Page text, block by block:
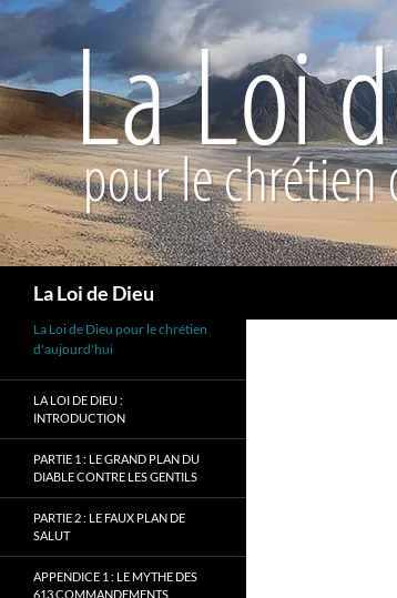
La Loi de Dieu
La Loi de Dieu pour le chrétien
d'aujourd'hui
LA LOI DE DIEU :
INTRODUCTION
PARTIE 1 : LE GRAND PLAN DU
DIABLE CONTRE LES GENTILS
PARTIE 2 : LE FAUX PLAN DE
SALUT
APPENDICE 1 : LE MYTHE DES
613 COMMANDEMENTS